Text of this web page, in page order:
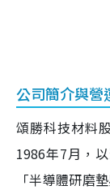
公司簡介與營
頌勝科技材料
1986年7月，
「半導體研磨